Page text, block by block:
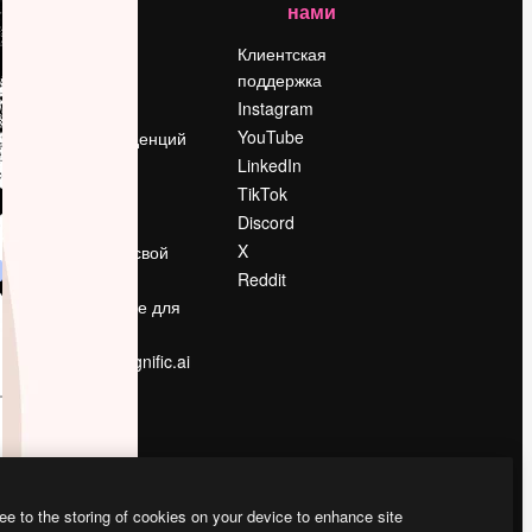
Поиск тенденций
Продайте свой
Помещение для
Ищете magnific.ai
нами
Клиентская
поддержка
Instagram
YouTube
LinkedIn
TikTok
Discord
X
Reddit
to the storing of cookies on your device to enhance site